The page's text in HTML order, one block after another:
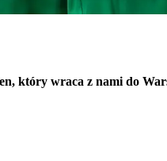
który wraca z nami do